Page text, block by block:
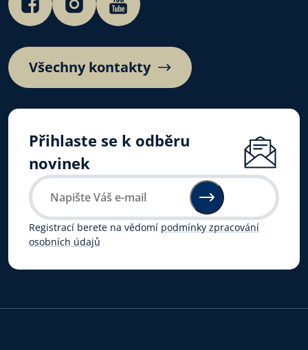
Všechny kontakty
Přihlaste se k odběru
novinek
Registrací berete na vědomí podmínky zpracování
osobních údajů